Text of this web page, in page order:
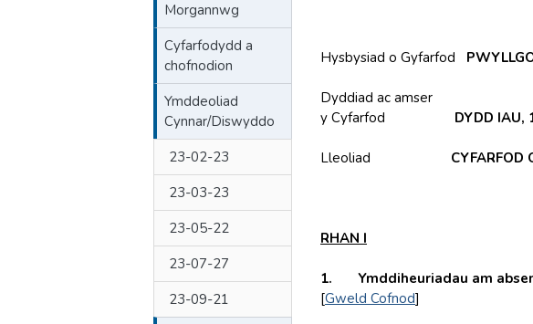
Morgannwg
Cyfarfodydd a
chofnodion
Ymddeoliad
Cynnar/Diswyddo
23-02-23
23-03-23
23-05-22
23-07-27
23-09-21
Hysbysiad o Gyfarfod
Dyddiad ac amser
y Cyfarfod DYDD IAU, 19
Lleoliad CYFARFOD
RHAN I
1. Ymddiheuriadau am
[Gweld Cofnod]